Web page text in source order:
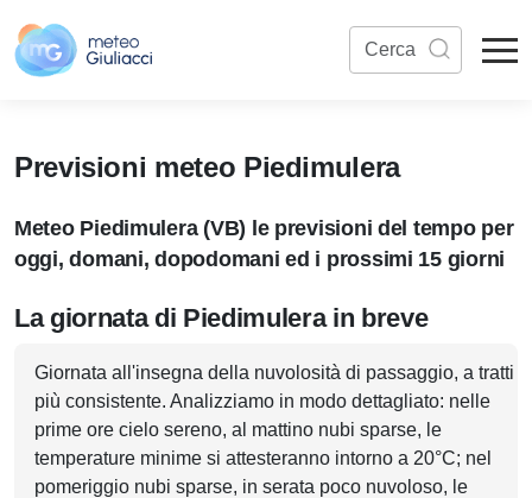
Previsioni meteo Piedimulera
Meteo Piedimulera (VB) le previsioni del tempo per
oggi, domani, dopodomani ed i prossimi 15 giorni
La giornata di Piedimulera in breve
Giornata all'insegna della nuvolosità di passaggio, a tratti
più consistente. Analizziamo in modo dettagliato: nelle
prime ore cielo sereno, al mattino nubi sparse, le
temperature minime si attesteranno intorno a 20°C; nel
pomeriggio nubi sparse, in serata poco nuvoloso, le